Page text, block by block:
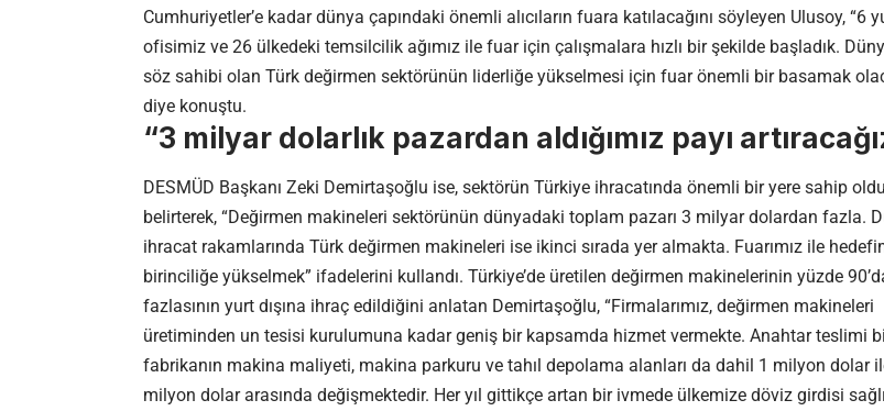
Cumhuriyetler’e kadar dünya çapındaki önemli alıcıların fuara katılacağını söyleyen Ulusoy, “6
ofisimiz ve 26 ülkedeki temsilcilik ağımız ile fuar için çalışmalara hızlı bir şekilde başladık.
söz sahibi olan Türk değirmen sektörünün liderliğe yükselmesi için fuar önemli bir basamak
diye konuştu.
“3 milyar dolarlık pazardan aldığımız payı
DESMÜD Başkanı Zeki Demirtaşoğlu ise, sektörün Türkiye ihracatında önemli bir yere sahip
belirterek, “Değirmen makineleri sektörünün dünyadaki toplam pazarı 3 milyar dolardan fazla.
ihracat rakamlarında Türk değirmen makineleri ise ikinci sırada yer almakta. Fuarımız ile
birinciliğe yükselmek” ifadelerini kullandı. Türkiye’de üretilen değirmen makinelerinin yüzde
fazlasının yurt dışına ihraç edildiğini anlatan Demirtaşoğlu, “Firmalarımız, değirmen makineleri
üretiminden un tesisi kurulumuna kadar geniş bir kapsamda hizmet vermekte. Anahtar teslimi
fabrikanın makina maliyeti, makina parkuru ve tahıl depolama alanları da dahil 1 milyon dolar
milyon dolar arasında değişmektedir. Her yıl gittikçe artan bir ivmede ülkemize döviz girdisi